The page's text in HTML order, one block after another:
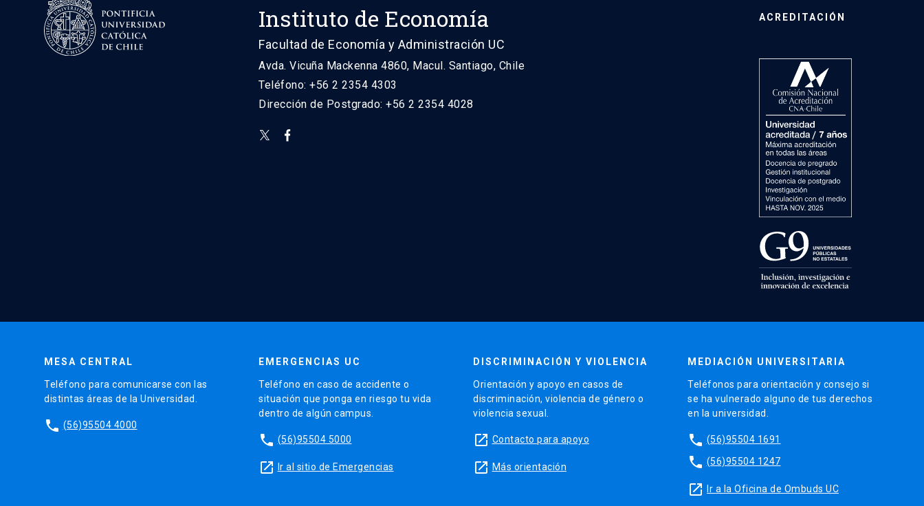
Instituto de Economía
Facultad de Economía y Administración UC
Avda. Vicuña Mackenna 4860, Macul. Santiago, Chile
Teléfono: +56 2 2354 4303
Dirección de Postgrado: +56 2 2354 4028
ACREDITACIÓN
MESA CENTRAL
Teléfono para comunicarse con las
distintas áreas de la Universidad.
phone (56)95504 4000
EMERGENCIAS UC
Teléfono en caso de accidente o
situación que ponga en riesgo tu vida
dentro de algún campus.
phone (56)95504 5000
launch Ir al sitio de Emergencias
DISCRIMINACIÓN Y VIOLENCIA
Orientación y apoyo en casos de
discriminación, violencia de género o
violencia sexual.
launch Contacto para apoyo
launch Más orientación
MEDIACIÓN UNIVERSITARIA
Teléfonos para orientación y consejo si
se ha vulnerado alguno de tus derechos
en la universidad.
phone (56)95504 1691
phone (56)95504 1247
launch Ir a la Oficina de Ombuds UC